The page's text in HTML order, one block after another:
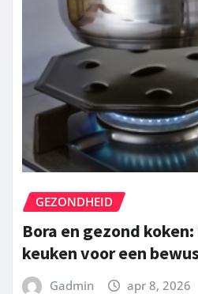
GEZONDHEID
Bora en gezond
keuken voor een
Gadmin apr 8, 2026